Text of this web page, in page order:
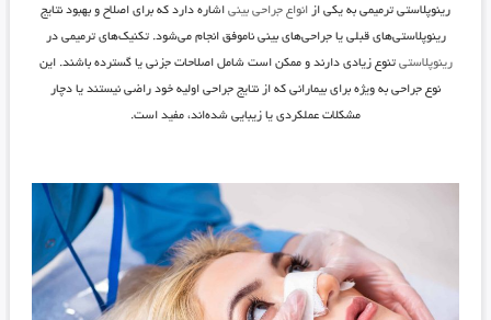
رینوپلاستی ترمیمی به یکی از انواع جراحی بینیاشاره دارد که برای اصلاح و بهبود نتایج
رینوپلاستی‌های قبلی یا جراحی‌های بینی ناموفق انجام می‌شود. تکنیک‌های ترمیمی در
رینوپلاستی تنوع زیادی دارند و ممکن است شامل اصلاحات جزئی یا گسترده باشند. این
نوع جراحی به ویژه برای بیمارانی که از نتایج جراحی اولیه خود راضی نیستند یا دچار
مشکلات عملکردی یا زیبایی شده‌اند، مفید است.